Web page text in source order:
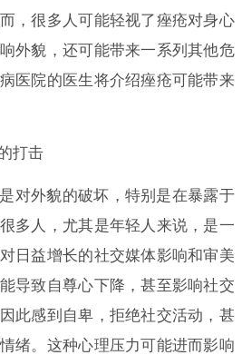
，很多人可能轻视了痤疮对身心
外貌，还可能带来一系列其他危
医院的医生将介绍痤疮可能带来
打击
对外貌的破坏，特别是在暴露于
多人，尤其是年轻人来说，是一
日益增长的社交媒体影响和审美
导致自尊心下降，甚至影响社交
此感到自卑，拒绝社交活动，甚
绪。这种心理压力可能进而影响